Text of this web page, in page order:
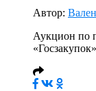
Автор:
Аукцион по